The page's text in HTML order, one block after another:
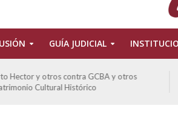
GUÍA JUDICIAL
Hector y otros contra GCBA y otros
Cultural Histórico